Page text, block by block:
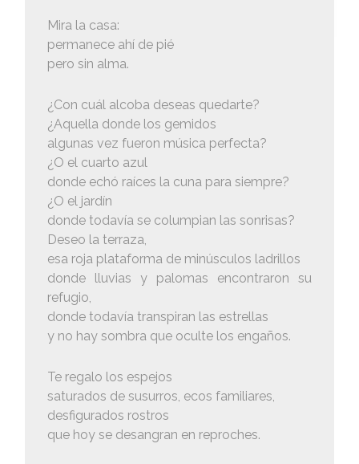
Mira la casa:
permanece ahí de pié
pero sin alma.
¿Con cuál alcoba deseas quedarte?
¿Aquella donde los gemidos
algunas vez fueron música perfecta?
¿O el cuarto azul
donde echó raíces la cuna para siempre?
¿O el jardín
donde todavía se columpian las sonrisas?
Deseo la terraza,
esa roja plataforma de minúsculos ladrillos
donde lluvias y palomas encontraron su
refugio,
donde todavía transpiran las estrellas
y no hay sombra que oculte los engaños.
Te regalo los espejos
saturados de susurros, ecos familiares,
desfigurados rostros
que hoy se desangran en reproches.